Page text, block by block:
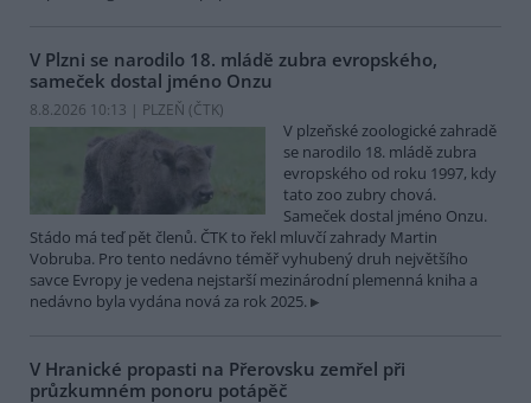
V Plzni se narodilo 18. mládě zubra evropského,
sameček dostal jméno Onzu
8.8.2026 10:13 | PLZEŇ (ČTK)
V plzeňské zoologické zahradě
se narodilo 18. mládě zubra
evropského od roku 1997, kdy
tato zoo zubry chová.
Sameček dostal jméno Onzu.
Stádo má teď pět členů. ČTK to řekl mluvčí zahrady Martin
Vobruba. Pro tento nedávno téměř vyhubený druh největšího
savce Evropy je vedena nejstarší mezinárodní plemenná kniha a
nedávno byla vydána nová za rok 2025.
V Hranické propasti na Přerovsku zemřel při
průzkumném ponoru potápěč